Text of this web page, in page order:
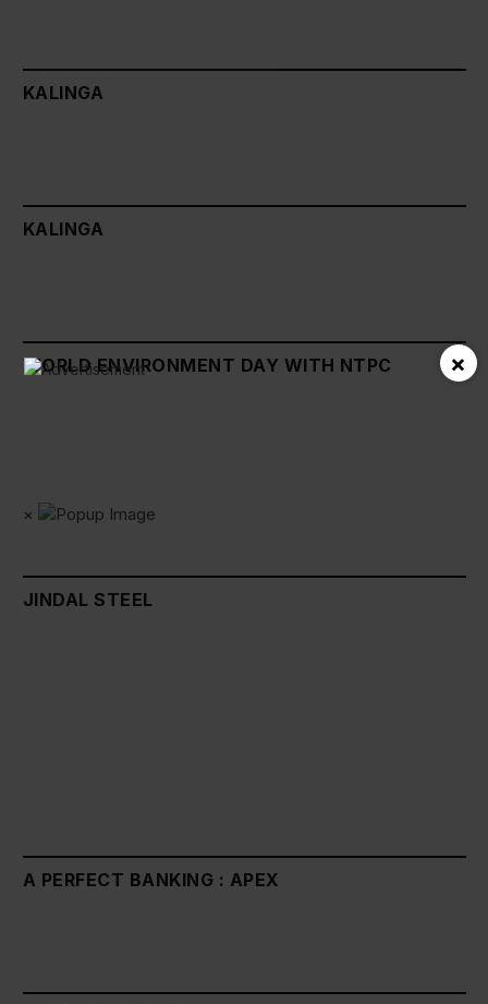
KALINGA
KALINGA
WORLD ENVIRONMENT DAY WITH NTPC
×
JINDAL STEEL
A PERFECT BANKING : APEX
×